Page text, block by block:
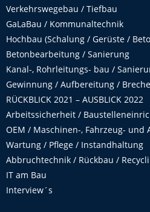
Verkehrswegebau / Tiefbau
GaLaBau / Kommunaltechnik
Hochbau (Schalung / Gerüste /
Betonbearbeitung / Sanierung
Kanal-, Rohrleitungs- bau /
Gewinnung / Aufbereitung /
RÜCKBLICK 2021 – AUSBLICK 2022
Arbeitssicherheit /
OEM / Maschinen-, Fahrzeug- und
Wartung / Pflege / Instandhaltung
Abbruchtechnik / Rückbau /
IT am Bau
Interview´s